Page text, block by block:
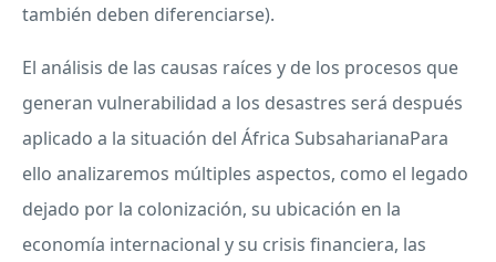
también deben diferenciarse).
El análisis de las causas raíces y de los procesos que
generan vulnerabilidad a los desastres será después
aplicado a la situación del África SubsaharianaPara
ello analizaremos múltiples aspectos, como el legado
dejado por la colonización, su ubicación en la
economía internacional y su crisis financiera, las